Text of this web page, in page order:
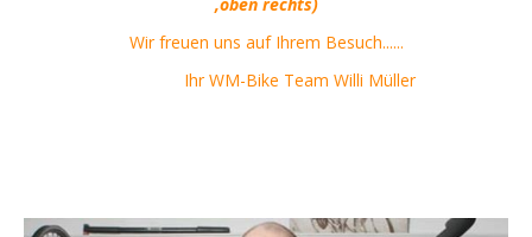
Wir freuen uns auf Ihrem Besuch......
Ihr WM-Bike Team Willi Müller